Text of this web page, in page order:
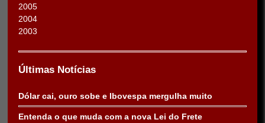
2005
2004
2003
Últimas Notícias
Dólar cai, ouro sobe e Ibovespa mergulha muito
Entenda o que muda com a nova Lei do Frete